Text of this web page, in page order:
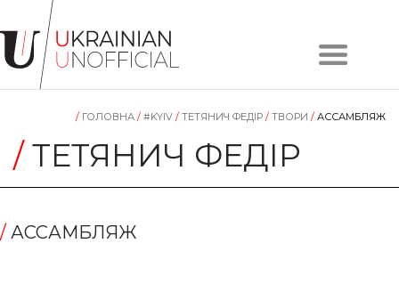
Головна
Твори
Колекції
Контакти
/ ГОЛОВНА / #KYIV / ТЕТЯНИЧ ФЕДІР / TВОРИ / АССАМБЛЯЖ
/ТЕТЯНИЧ ФЕДІР
/ АССАМБЛЯЖ